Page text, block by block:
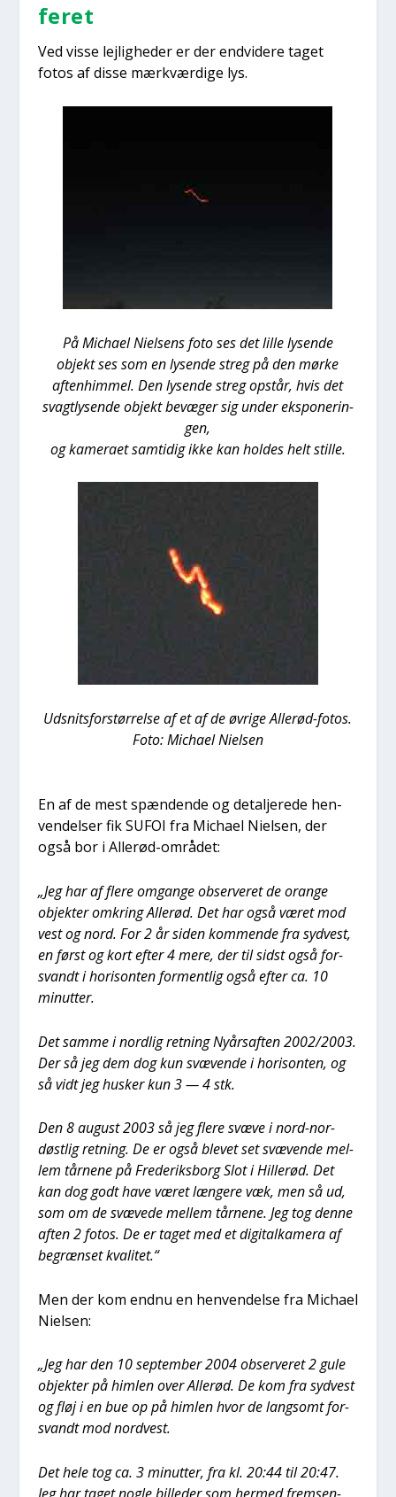
fe­ret
Ved vis­se lej­lig­he­der er der end­vi­de­re taget
fotos af dis­se mærk­vær­di­ge lys.
På Micha­el Niel­sens foto ses det lil­le lysen­de
objekt ses som en lysen­de streg på den mør­ke
aften­him­mel.Den lysen­de streg opstår, hvis det
svagt­ly­sen­de objekt bevæ­ger sig under eks­po­ne­rin­
gen,
og kame­ra­et sam­ti­dig ikke kan hol­des helt stil­le.
Udsnits­for­stør­rel­se af et af de øvri­ge Alle­rød-fotos.
Foto: Micha­el Niel­sen
En af de mest spæn­den­de og detal­je­re­de hen­
ven­del­ser fik SUFOI fra Micha­el Niel­sen, der
også bor i Alle­rød-områ­det:
„Jeg har af fle­re omgan­ge obser­ve­ret de oran­ge
objek­ter omkring Alle­rød. Det har også været mod
vest og nord. For 2 år siden kom­men­de fra syd­vest,
en først og kort efter 4 mere, der til sidst også for­
svandt i hori­son­ten for­ment­lig også efter ca. 10
minut­ter.
Det sam­me i nord­lig ret­ning Nyår­s­af­ten 2002/2003.
Der så jeg dem dog kun svæ­ven­de i hori­son­ten, og
så vidt jeg husker kun 3 — 4 stk.
Den 8 august 2003 så jeg fle­re svæ­ve i nord-nor­
døst­lig ret­ning. De er også ble­vet set svæ­ven­de mel­
lem tår­ne­ne på Fre­de­riks­borg Slot i Hil­le­rød. Det
kan dog godt have været læn­ge­re væk, men så ud,
som om de svæ­ve­de mel­lem tår­ne­ne. Jeg tog den­ne
aften 2 fotos. De er taget med et digi­tal­ka­me­ra af
begræn­set kva­li­tet.“
Men der kom end­nu en hen­ven­del­se fra Micha­el
Niel­sen:
„Jeg har den 10 sep­tem­ber 2004 obser­ve­ret 2 gule
objek­ter på him­len over Alle­rød. De kom fra syd­vest
og fløj i en bue op på him­len hvor de lang­somt for­
svandt mod nord­vest.
Det hele tog ca. 3 minut­ter, fra kl. 20:44 til 20:47.